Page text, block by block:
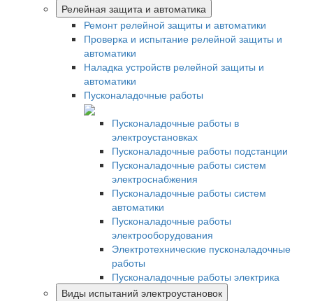
Релейная защита и автоматика
Ремонт релейной защиты и автоматики
Проверка и испытание релейной защиты и
автоматики
Наладка устройств релейной защиты и
автоматики
Пусконаладочные работы
Пусконаладочные работы в
электроустановках
Пусконаладочные работы подстанции
Пусконаладочные работы систем
электроснабжения
Пусконаладочные работы систем
автоматики
Пусконаладочные работы
электрооборудования
Электротехнические пусконаладочные
работы
Пусконаладочные работы электрика
Виды испытаний электроустановок